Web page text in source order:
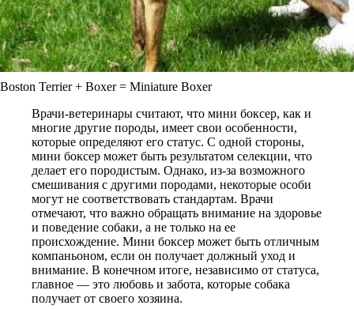
Boston Terrier + Boxer = Miniature Boxer
Врачи-ветеринары считают, что мини боксер, как и
многие другие породы, имеет свои особенности,
которые определяют его статус. С одной стороны,
мини боксер может быть результатом селекции, что
делает его породистым. Однако, из-за возможного
смешивания с другими породами, некоторые особи
могут не соответствовать стандартам. Врачи
отмечают, что важно обращать внимание на здоровье
и поведение собаки, а не только на ее
происхождение. Мини боксер может быть отличным
компаньоном, если он получает должный уход и
внимание. В конечном итоге, независимо от статуса,
главное — это любовь и забота, которые собака
получает от своего хозяина.